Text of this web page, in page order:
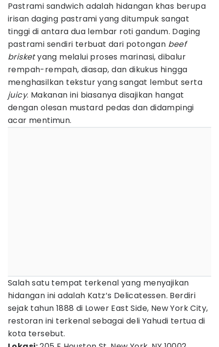
Pastrami sandwich adalah hidangan khas berupa
irisan daging pastrami yang ditumpuk sangat
tinggi di antara dua lembar roti gandum. Daging
pastrami sendiri terbuat dari potongan beef
brisketyang melalui proses marinasi, dibalur
rempah-rempah, diasap, dan dikukus hingga
menghasilkan tekstur yang sangat lembut serta
juicy. Makanan ini biasanya disajikan hangat
dengan olesan mustard pedas dan didampingi
acar mentimun.
Salah satu tempat terkenal yang menyajikan
hidangan ini adalah Katz’s Delicatessen. Berdiri
sejak tahun 1888 di Lower East Side, New York City,
restoran ini terkenal sebagai deli Yahudi tertua di
kota tersebut.